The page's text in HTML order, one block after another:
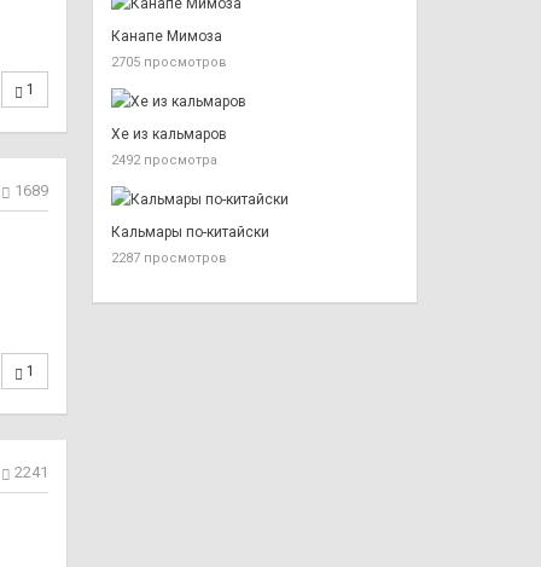
1
1689
1
2241
Канапе Мимоза
2705 просмотров
Хе из кальмаров
2492 просмотра
Кальмары по-китайски
2287 просмотров